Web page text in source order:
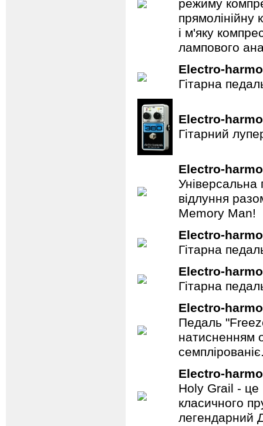
режиму
прямолінійну
і м'яку
лампового
Electro-
Гітарна
Electro-
Гітарний
Electro-
Універсальна
відлуння
Memory Man!
Electro-
Гітарна
Electro-
Гітарна
Electro-
Педаль
натисненням
Electro-
Holy Grail - це
класичного
легендарний